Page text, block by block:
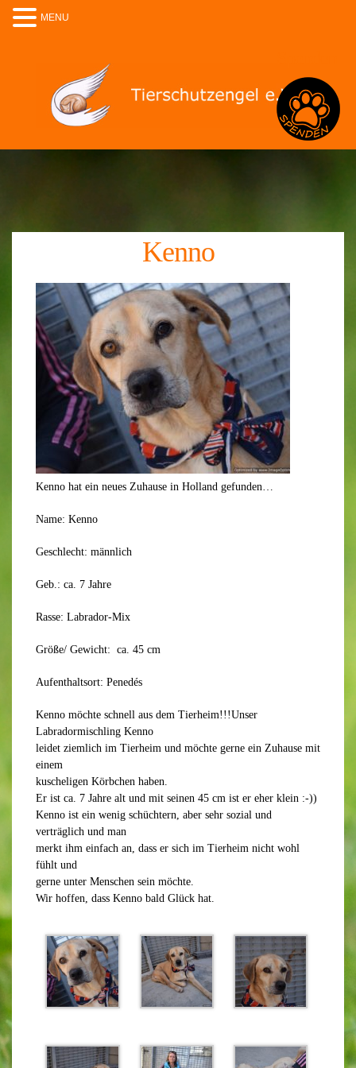
Kenno
Kenno hat ein neues Zuhause in Holland gefunden…
Name: Kenno
Geschlecht: männlich
Geb.: ca. 7 Jahre
Rasse: Labrador-Mix
Größe/ Gewicht: ca. 45 cm
Aufenthaltsort: Penedés
Kenno möchte schnell aus dem Tierheim!!!Unser
Labradormischling Kenno
leidet ziemlich im Tierheim und möchte gerne ein Zuhause mit
einem
kuscheligen Körbchen haben.
Er ist ca. 7 Jahre alt und mit seinen 45 cm ist er eher klein :-))
Kenno ist ein wenig schüchtern, aber sehr sozial und
verträglich und man
merkt ihm einfach an, dass er sich im Tierheim nicht wohl
fühlt und
gerne unter Menschen sein möchte.
Wir hoffen, dass Kenno bald Glück hat.
MENU